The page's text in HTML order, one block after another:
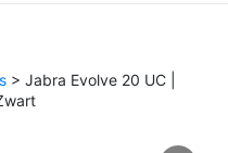
> Jabra Evolve 20 UC |